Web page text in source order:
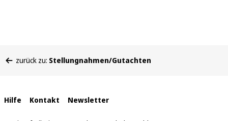
befinden
zurück zu: Stellungnahmen/Gutachten
Interne
Links
Hilfe Kontakt Newsletter